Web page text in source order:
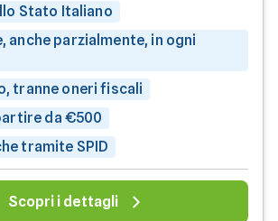
Stato Italiano
anche parzialmente, in ogni
tranne oneri fiscali
da €500
tramite SPID
Scopri i dettagli